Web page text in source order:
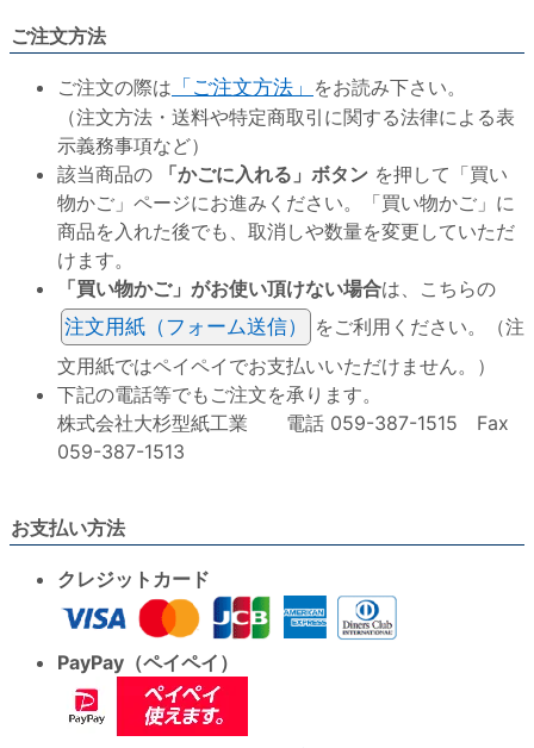
ご注文方法
ご注文の際は 「ご注文方法」 をお読み下さい。
（注文方法・送料や特定商取引に関する法律による表
示義務事項など）
該当商品の
「かごに入れる」ボタン を押して「買い
物かご」ページにお進みください。「買い物かご」に
商品を入れた後でも、取消しや数量を変更していただ
けます。
「買い物かご」がお使い頂けない場合は、こちらの
注文用紙（フォーム送信）
をご利用ください。（注
文用紙ではペイペイでお支払いいただけません。）
下記の電話等でもご注文を承ります。
株式会社大杉型紙工業 電話 059-387-1515 Fax
059-387-1513
お支払い方法
クレジットカード
PayPay（ペイペイ）